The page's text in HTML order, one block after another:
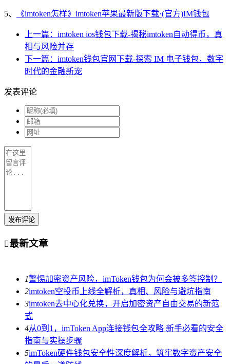
5、 《imtoken怎样》imtoken苹果最新版下载·(官方)IM钱包
上一篇：imtoken ios钱包下载-揭秘imtoken自动得币，真
相与风险并存
下一篇：imtoken钱包官网下载-探索 IM 电子钱包，数字
时代的金融新宠
发表评论
发布评论
最新文章
1警惕加密资产风险，imToken钱包为何会被多签控制？
2imtoken空投币上线全解析，真相、风险与避坑指南
3imtoken去中心化兑换，开启加密资产自由交易的新范
式
4从0到1，imToken App连接钱包全攻略 新手必看的安全
指南与实操步骤
5imToken硬件钱包安全性深度解析，筑牢数字资产安全